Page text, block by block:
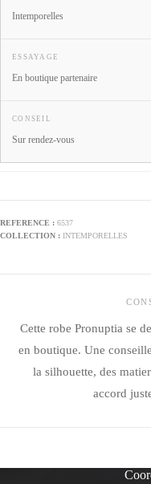
Intemporelles
ESSAYAGE
En boutique partenaire
CONSEIL
Sur rendez-vous
6537
INTEMPORELLES
Cette robe Pronuptia se
en boutique. Une
la silhouette, des
accord